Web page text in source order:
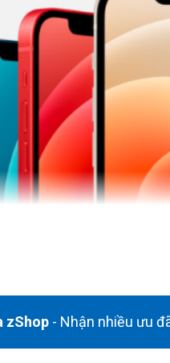
zShop - Nhận nhiều ưu